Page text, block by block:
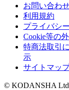
お問い合わ
利用規約
プライバシ
Cookie等の
特商法取引
示
サイトマッ
© KODANSHA